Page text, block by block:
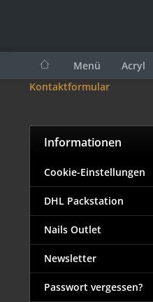
Menü Acryl
Kontaktformular
Informationen
Cookie-Einstellungen
DHL Packstation
Nails Outlet
Newsletter
Passwort vergessen?